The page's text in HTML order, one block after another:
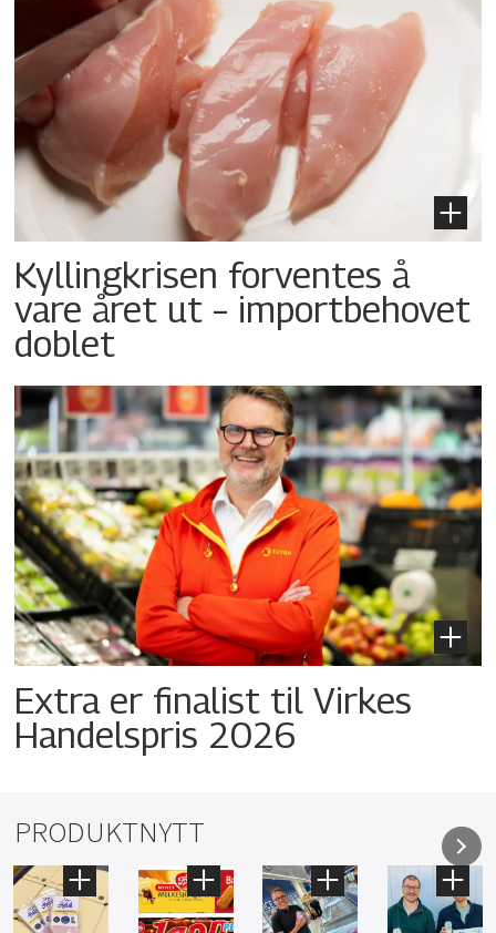
Kyllingkrisen forventes å
vare året ut – importbehovet
doblet
Extra er finalist til Virkes
Handelspris 2026
PRODUKTNYTT